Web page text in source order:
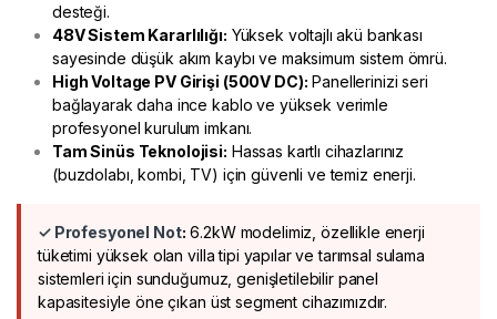
desteği.
48V Sistem Kararlılığı: Yüksek voltajlı akü bankası
sayesinde düşük akım kaybı ve maksimum sistem ömrü.
High Voltage PV Girişi (500V DC): Panellerinizi seri
bağlayarak daha ince kablo ve yüksek verimle
profesyonel kurulum imkanı.
Tam Sinüs Teknolojisi: Hassas kartlı cihazlarınız
(buzdolabı, kombi, TV) için güvenli ve temiz enerji.
✓ Profesyonel Not: 6.2kW modelimiz, özellikle enerji
tüketimi yüksek olan villa tipi yapılar ve tarımsal sulama
sistemleri için sunduğumuz, genişletilebilir panel
kapasitesiyle öne çıkan üst segment cihazımızdır.